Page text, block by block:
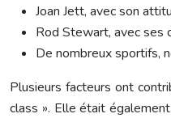
Joan Jett, avec son
Rod Stewart, avec ses
De nombreux sportifs,
Plusieurs facteurs ont
class ». Elle était